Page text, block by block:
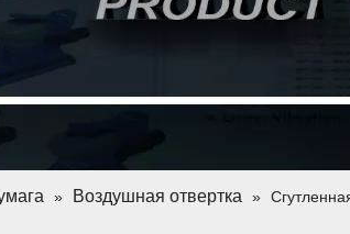
» Воздушная отвертка »